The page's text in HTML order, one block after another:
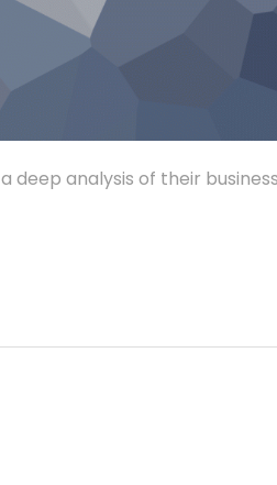
deep analysis of their